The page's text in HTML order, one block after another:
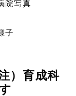
）育成科